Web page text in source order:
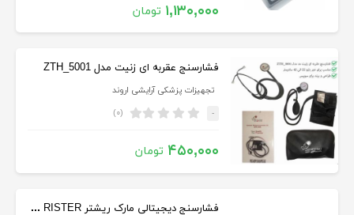
۱,۱۳۰,۰۰۰ تومان
فشارسنج عقربه ای زنیت مدل ZTH_5001
تجهیزات پزشکی آرایشی اروند
- (۰)
۴۵۰,۰۰۰ تومان
فشارسنج دیجیتالی مارک ریشتر RISTER مدل RI-CHAMPION